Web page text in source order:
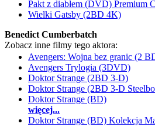
Pakt z diabłem (DVD) Premium
Wielki Gatsby (2BD 4K)
Benedict Cumberbatch
Zobacz inne filmy tego aktora:
Avengers: Wojna bez granic (2
Avengers Trylogia (3DVD)
Doktor Strange (2BD 3-D)
Doktor Strange (2BD 3-D
Doktor Strange (BD)
więcej...
Doktor Strange (BD) Kolekcja